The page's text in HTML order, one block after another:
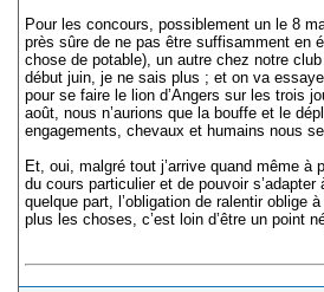
Pour les concours, possiblement un le 8
près sûre de ne pas être suffisamment en
chose de potable), un autre chez notre
début juin, je ne sais plus ; et on va
pour se faire le lion d’Angers sur les trois
août, nous n’aurions que la bouffe et le
engagements, chevaux et humains nous
Et, oui, malgré tout j’arrive quand même à
du cours particulier et de pouvoir
quelque part, l’obligation de ralentir oblige
plus les choses, c’est loin d’être un point